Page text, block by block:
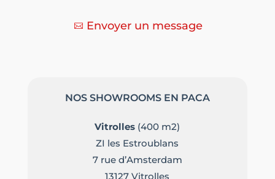
Envoyer un message
NOS SHOWROOMS EN PACA
Vitrolles (400 m2)
ZI les Estroublans
7 rue d’Amsterdam
13127 Vitrolles